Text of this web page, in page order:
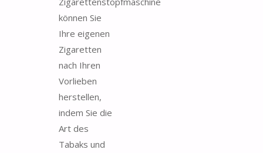
können Sie
Ihre eigenen
Zigaretten
nach Ihren
Vorlieben
herstellen,
indem Sie die
Art des
Tabaks und